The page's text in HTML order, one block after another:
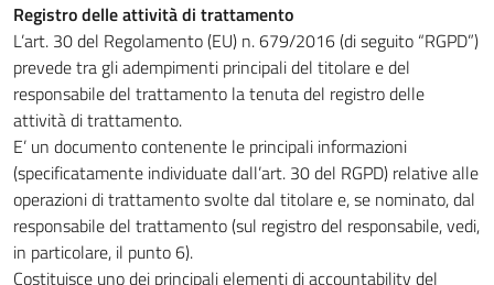
Registro delle attività di trattamento
L’art. 30 del Regolamento (EU) n. 679/2016 (di seguito “RGPD”)
prevede tra gli adempimenti principali del titolare e del
responsabile del trattamento la tenuta del registro delle
attività di trattamento.
E’ un documento contenente le principali informazioni
(specificatamente individuate dall’art. 30 del RGPD) relative alle
operazioni di trattamento svolte dal titolare e, se nominato, dal
responsabile del trattamento (sul registro del responsabile, vedi,
in particolare, il punto 6).
Costituisce uno dei principali elementi di accountability del